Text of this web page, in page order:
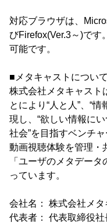
対応ブラウザは、
びFirefox(Ver.3～)です
可能です。
■メタキャストについて
株式会社メタキャスト
とにより“人と人”、“
現し、“欲しい情報に
社会”を目指すベンチ
動画視聴体験を管理・
「ユーザのメタデー
っています。
会社名： 株式会社メタ
代表者： 代表取締役